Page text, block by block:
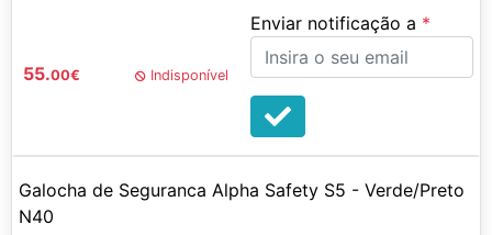
55.00€ Indisponível
Enviar notificação a
Galocha de Seguranca Alpha Safety S5 - Verde/Preto
N40